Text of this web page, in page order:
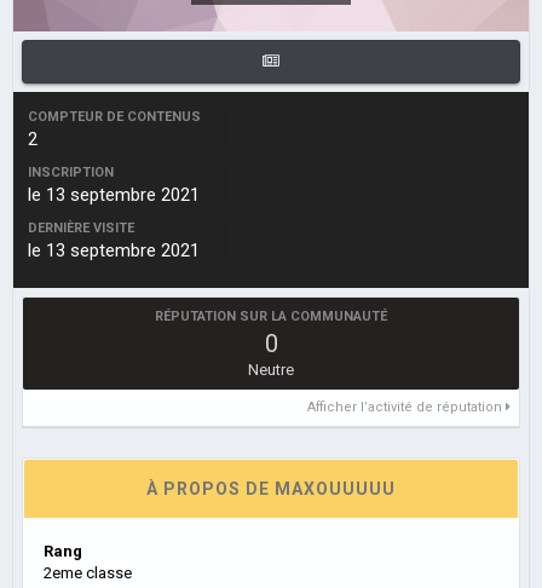
COMPTEUR DE CONTENUS
2
INSCRIPTION
le 13 septembre 2021
DERNIÈRE VISITE
le 13 septembre 2021
RÉPUTATION SUR LA COMMUNAUTÉ
0
Neutre
Afficher l’activité de réputation
À PROPOS DE MAXOUUUUU
Rang
2eme classe